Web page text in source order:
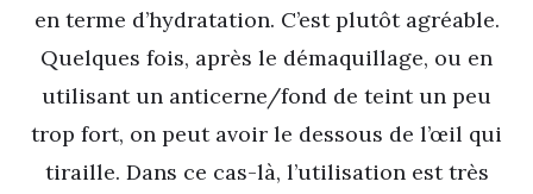
en terme d’hydratation. C’est plutôt agréable.
Quelques fois, après le démaquillage, ou en
utilisant un anticerne/fond de teint un peu
trop fort, on peut avoir le dessous de l’œil qui
tiraille. Dans ce cas-là, l’utilisation est très